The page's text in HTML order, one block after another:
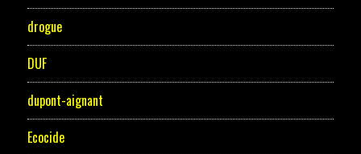
drogue
DUF
dupont-aignant
Ecocide